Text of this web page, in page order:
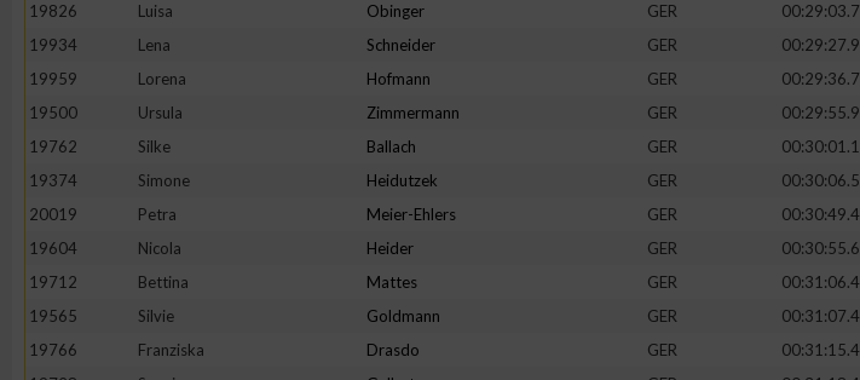
19826
Luisa Obinger GER 00:29:03.7
19934
Lena Schneider GER
00:29:27.9
19959
Lorena Hofmann GER 00:29:36.7
19500
Ursula Zimmermann GER
00:29:55.9
19762
Silke Ballach GER
00:30:01.1
19374
Simone Heidutzek GER
00:30:06.5
20019
Petra Meier-Ehlers GER
00:30:49.4
19604
Nicola Heider GER 00:30:55.6
19712
Bettina Mattes GER
00:31:06.4
19565
Silvie Goldmann GER
00:31:07.4
19766
Franziska Drasdo GER
00:31:15.4